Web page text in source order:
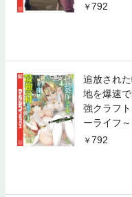
792
追放され
地を爆速
強クラフ
ーライフ～
792